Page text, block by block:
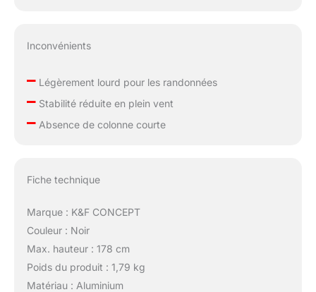
Inconvénients
–Légèrement lourd pour les randonnées
–Stabilité réduite en plein vent
–Absence de colonne courte
Fiche technique
Marque : K&F CONCEPT
Couleur : Noir
Max. hauteur : 178 cm
Poids du produit : 1,79 kg
Matériau : Aluminium